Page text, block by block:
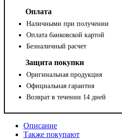
Оплата
Наличными при получении
Оплата банковской картой
Безналичный расчет
Защита покупки
Оригинальная продукция
Официальная гарантия
Возврат в течении 14 дней
Описание
Также покупают